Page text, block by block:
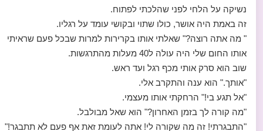
נשיקה על הלחי לפני שהלכתי לפתוח.
זה באמת היה אושר, כולו שתוי ובקושי עומד על רגליו.
" מה אתה רוצה?" שאלתי אותו בקרירות למרות שבכל פעם שראיתי
אותו החום שלי היה עולה ל40 מעלות מהתרגשות.
שוב הוא סרק אותי מכף רגל ועד ראש.
"אותך." הוא ענה והתקרב אלי.
"אל תגע בי!" הרחקתי אותו מעצמי.
"מה קורה לך בזמן האחרון?" הוא שאל מבולבל.
"התבגרתי! זה מה שקורה לי! אתה לעומת זאת אף פעם לא תתבגר!"